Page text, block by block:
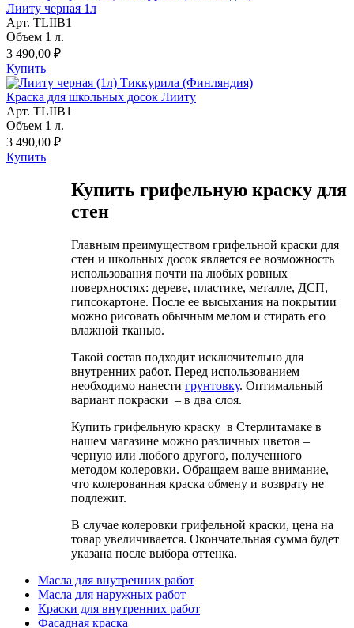
Лииту черная 1л
Арт. TLIIB1
Объем 1 л.
3 490,00 ₽
Купить
Краска для школьных досок Лииту
Арт. TLIIB1
Объем 1 л.
3 490,00 ₽
Купить
Купить грифельную краску для
стен
Главным преимуществом грифельной краски для
стен и школьных досок является ее возможность
использования почти на любых ровных
поверхностях: дереве, пластике, металле, ДСП,
гипсокартоне. После ее высыхания на покрытии
можно рисовать обычным мелом и стирать его
влажной тканью.
Такой состав подходит исключительно для
внутренних работ. Перед использованием
необходимо нанестигрунтовку. Оптимальный
вариант покраски – в два слоя.
Купить грифельную краску в Стерлитамаке в
нашем магазине можно различных цветов –
черную или любого другого, полученного
методом колеровки. Обращаем ваше внимание,
что колерованная краска обмену и возврату не
подлежит.
В случае колеровки грифельной краски, цена на
товар увеличивается. Окончательная сумма будет
указана после выбора оттенка.
Масла для внутренних работ
Масла для наружных работ
Краски для внутренних работ
Фасадная краска